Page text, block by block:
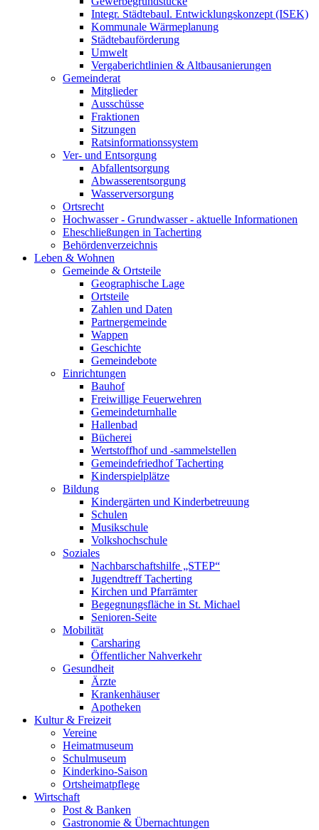
Integr. Städtebaul. Entwicklungskonzept (ISEK)
Kommunale Wärmeplanung
Städtebauförderung
Umwelt
Vergaberichtlinien & Altbausanierungen
Gemeinderat
Mitglieder
Ausschüsse
Fraktionen
Sitzungen
Ratsinformationssystem
Ver- und Entsorgung
Abfallentsorgung
Abwasserentsorgung
Wasserversorgung
Ortsrecht
Hochwasser - Grundwasser - aktuelle Informationen
Eheschließungen in Tacherting
Behördenverzeichnis
Leben & Wohnen
Gemeinde & Ortsteile
Geographische Lage
Ortsteile
Zahlen und Daten
Partnergemeinde
Wappen
Geschichte
Gemeindebote
Einrichtungen
Bauhof
Freiwillige Feuerwehren
Gemeindeturnhalle
Hallenbad
Bücherei
Wertstoffhof und -sammelstellen
Gemeindefriedhof Tacherting
Kinderspielplätze
Bildung
Kindergärten und Kinderbetreuung
Schulen
Musikschule
Volkshochschule
Soziales
Nachbarschaftshilfe „STEP“
Jugendtreff Tacherting
Kirchen und Pfarrämter
Begegnungsfläche in St. Michael
Senioren-Seite
Mobilität
Carsharing
Öffentlicher Nahverkehr
Gesundheit
Ärzte
Krankenhäuser
Apotheken
Kultur & Freizeit
Vereine
Heimatmuseum
Schulmuseum
Kinderkino-Saison
Ortsheimatpflege
Wirtschaft
Post & Banken
Gastronomie & Übernachtungen